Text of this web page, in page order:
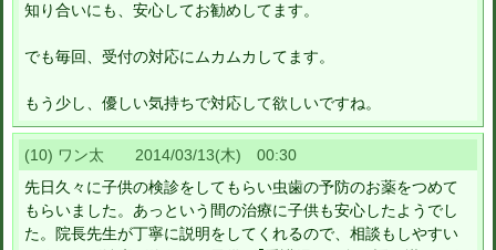
知り合いにも、安心してお勧めしてます。
でも毎回、受付の対応にムカムカしてます。
もう少し、優しい気持ちで対応して欲しいですね。
(10) ワン太 2014/03/13(木) 00:30
先日久々に子供の検診をしてもらい虫歯の予防のお薬をつめて
もらいました。あっという間の治療に子供も安心したようでし
た。院長先生が丁寧に説明をしてくれるので、相談もしやすい